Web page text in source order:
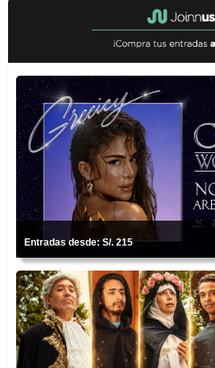
Entradas desde: S/. 215